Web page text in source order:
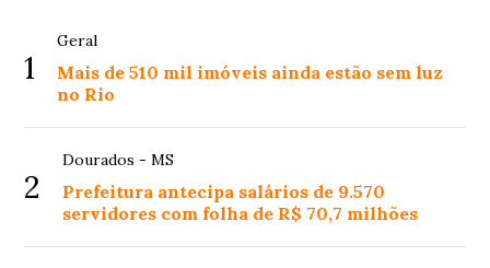
1
Geral
Mais de 510 mil imóveis ainda estão sem luz
no Rio
2
Dourados - MS
Prefeitura antecipa salários de 9.570
servidores com folha de R$ 70,7 milhões